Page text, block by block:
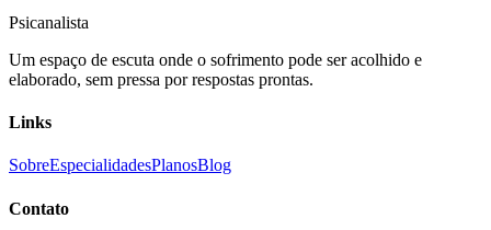
Psicanalista
Um espaço de escuta onde o sofrimento pode ser acolhido e
elaborado, sem pressa por respostas prontas.
Links
SobreEspecialidadesPlanosBlog
Contato